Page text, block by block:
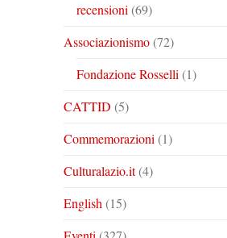
recensioni (69)
Associazionismo(72)
Fondazione Rosselli (1)
CATTID (5)
Commemorazioni (1)
Culturalazio.it(4)
English (15)